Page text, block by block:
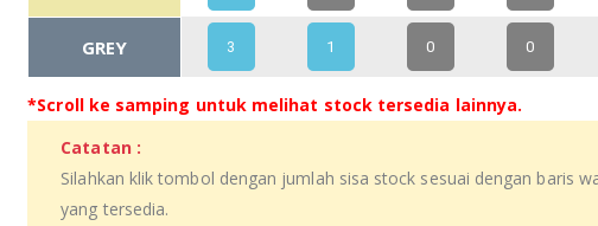
GREY 3 1 0 0
*Scroll ke samping untuk melihat stock tersedia lainnya.
Catatan :
Silahkan klik tombol dengan jumlah sisa stock sesuai dengan baris
yang tersedia.